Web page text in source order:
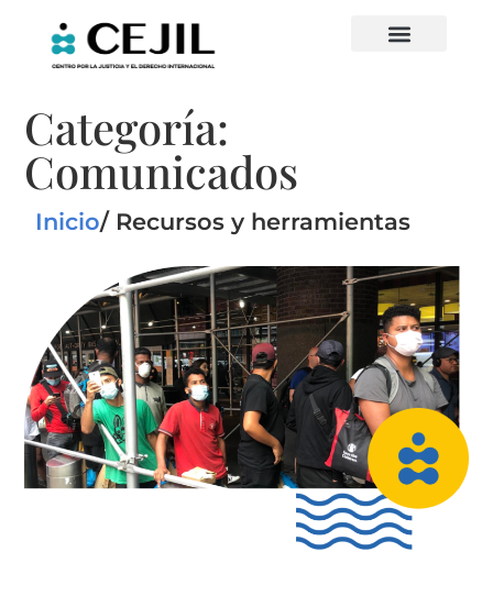
Categoría:
Comunicados
Inicio/ Recursos y herramientas